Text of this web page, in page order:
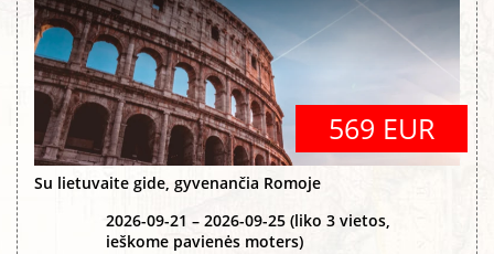
569 EUR
Su lietuvaite gide, gyvenančia Romoje
2026-09-21 – 2026-09-25 (liko 3 vietos,
ieškome pavienės moters)